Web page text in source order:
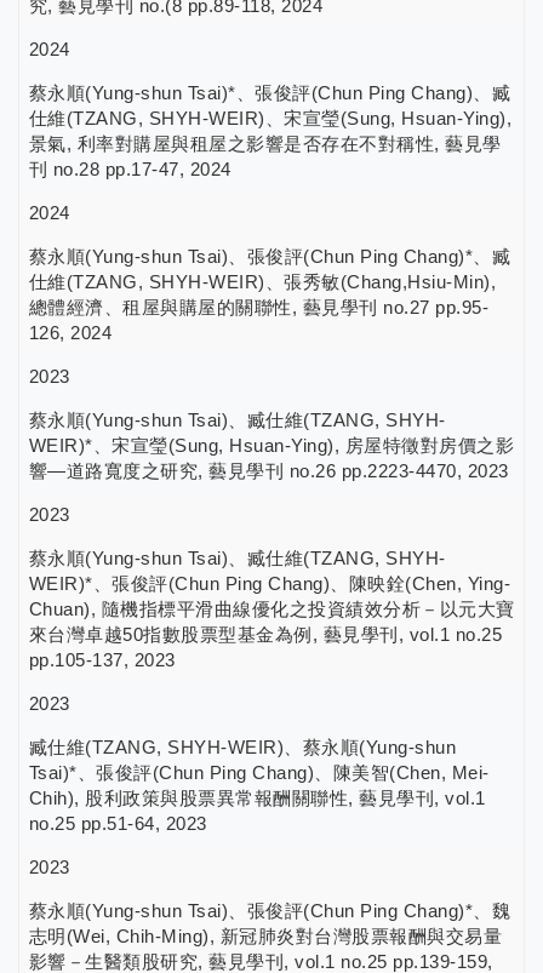
究, 藝見學刊 no.(8 pp.89-118, 2024
2024
蔡永順(Yung-shun Tsai)*、張俊評(Chun Ping Chang)、臧
仕維(TZANG, SHYH-WEIR)、宋宣瑩(Sung, Hsuan-Ying),
景氣, 利率對購屋與租屋之影響是否存在不對稱性, 藝見學
刊 no.28 pp.17-47, 2024
2024
蔡永順(Yung-shun Tsai)、張俊評(Chun Ping Chang)*、臧
仕維(TZANG, SHYH-WEIR)、張秀敏(Chang,Hsiu-Min),
總體經濟、租屋與購屋的關聯性, 藝見學刊 no.27 pp.95-
126, 2024
2023
蔡永順(Yung-shun Tsai)、臧仕維(TZANG, SHYH-
WEIR)*、宋宣瑩(Sung, Hsuan-Ying), 房屋特徵對房價之影
響—道路寬度之研究, 藝見學刊 no.26 pp.2223-4470, 2023
2023
蔡永順(Yung-shun Tsai)、臧仕維(TZANG, SHYH-
WEIR)*、張俊評(Chun Ping Chang)、陳映銓(Chen, Ying-
Chuan), 隨機指標平滑曲線優化之投資績效分析－以元大寶
來台灣卓越50指數股票型基金為例, 藝見學刊, vol.1 no.25
pp.105-137, 2023
2023
臧仕維(TZANG, SHYH-WEIR)、蔡永順(Yung-shun
Tsai)*、張俊評(Chun Ping Chang)、陳美智(Chen, Mei-
Chih), 股利政策與股票異常報酬關聯性, 藝見學刊, vol.1
no.25 pp.51-64, 2023
2023
蔡永順(Yung-shun Tsai)、張俊評(Chun Ping Chang)*、魏
志明(Wei, Chih-Ming), 新冠肺炎對台灣股票報酬與交易量
影響－生醫類股研究, 藝見學刊, vol.1 no.25 pp.139-159,